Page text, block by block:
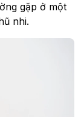
gặp ở một
nhi.